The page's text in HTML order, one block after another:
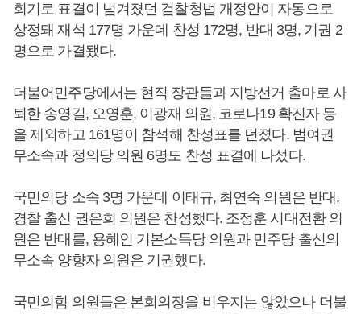
회기로 표결이 넘겨졌던 검찰청법 개정안이 자동으로
상정돼 재석 177명 가운데 찬성 172명, 반대 3명, 기권 2
명으로 가결됐다.
더불어민주당에서는 현직 장관들과 지방선거 출마로 사
퇴한 송영길, 오영훈, 이광재 의원, 코로나19 확진자 등
을 제외하고 161명이 참석해 찬성표를 던졌다. 범여권
무소속과 정의당 의원 6명도 찬성 표결에 나섰다.
국민의당 소속 3명 가운데 이태규, 최연숙 의원은 반대,
경찰 출신 권은희 의원은 찬성했다. 조정훈 시대전환 의
원은 반대를, 용혜인 기본소득당 의원과 민주당 출신의
무소속 양향자 의원은 기권했다.
국민의힘 의원들은 본회의장을 비우지는 않았으나 더불